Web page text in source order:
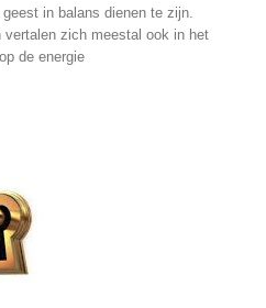
in balans dienen te zijn.
zich meestal ook in het
de energie